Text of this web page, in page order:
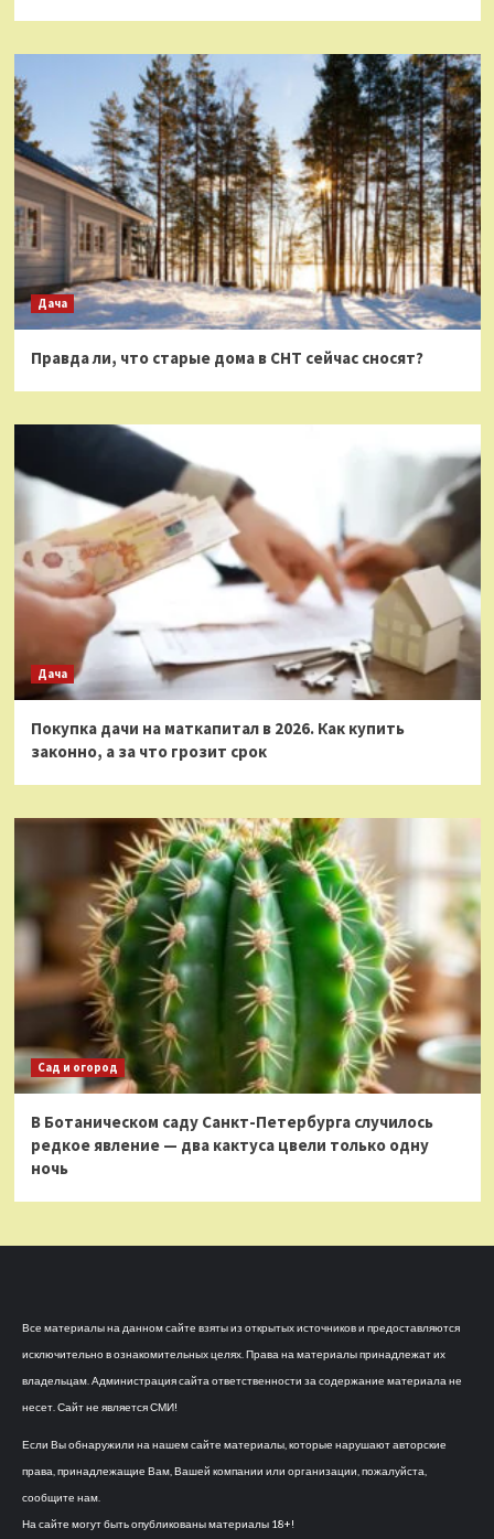
Дача
Правда ли, что старые дома в СНТ сейчас сносят?
Дача
Покупка дачи на маткапитал в 2026. Как купить
законно, а за что грозит срок
Сад и огород
В Ботаническом саду Санкт-Петербурга случилось
редкое явление — два кактуса цвели только одну
ночь
Все материалы на данном сайте взяты из открытых источников и предоставляются
исключительно в ознакомительных целях. Права на материалы принадлежат их
владельцам. Администрация сайта ответственности за содержание материала не
несет. Сайт не является СМИ!
Если Вы обнаружили на нашем сайте материалы, которые нарушают авторские
права, принадлежащие Вам, Вашей компании или организации, пожалуйста,
сообщите нам.
На сайте могут быть опубликованы материалы 18+!